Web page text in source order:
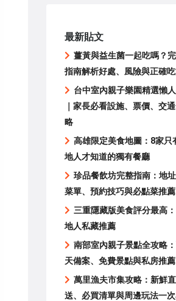
最新貼文
薑黃與益生菌一起吃嗎？
指南解析好處、風險與正確
台中室內親子樂園精選懶
｜家長必看設施、票價、交
略
高雄限定美食地圖：8家只
地人才知道的獨有餐廳
珍品餐飲坊完整指南：地址
菜單、預約技巧與必點菜推薦
三重隱藏版美食評分最高
地人私藏推薦
南部室內親子景點全攻略
天備案、免費景點與私房推薦
萬里漁夫市集攻略：新鮮直
送、必買清單與周邊玩法一